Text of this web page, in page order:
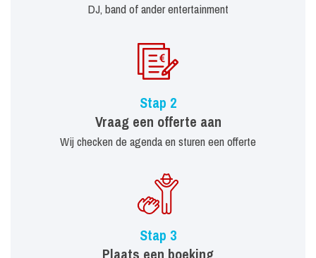
DJ, band of ander entertainment
Stap 2
Vraag een offerte aan
Wij checken de agenda en sturen een offerte
Stap 3